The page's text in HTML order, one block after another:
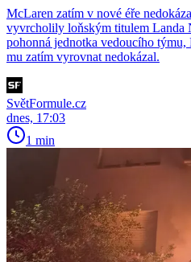
McLaren zatím v nové éře
vyvrcholily loňským titulem Landa
pohonná jednotka vedoucího týmu,
mu zatím vyrovnat nedokázal.
SvětFormule.cz
dnes, 17:03
1 min